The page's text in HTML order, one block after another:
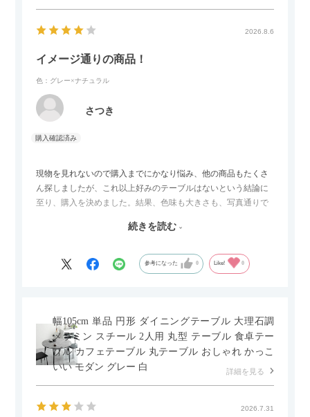
2026.8.6
イメージ通りの商品！
色：グレー×ナチュラル
さつき
現物を見れないので購入までにかなり悩み、他の商品もたくさ
ん探しましたが、これ以上好みのテーブルはないという結論に
至り、購入を決めました。結果、色味も大きさも、写真通りで
セラミック天板が思った以上に滑りが良く、汚れも拭きやすい
はいけないかもしれません。天板が冷たいので冬にどうなるの
かなというのも気になります。
続きを読む
参考になった 0 Like! 0
幅105cm 単品 円形 ダイニングテーブル 大理石調
メラミン スチール 2人用 丸型 テーブル 食卓テー
ブル カフェテーブル 丸テーブル おしゃれ かっこ
いい モダン グレー 白
詳細を見る
2026.7.31